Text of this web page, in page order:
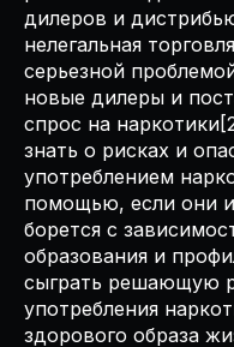
дилеров и
нелегальная
серьезной
новые дилеры и
спрос на
знать о рисках и
употреблением
помощью, если они
борется с
образования и
сыграть решающую
употребления
здорового образа